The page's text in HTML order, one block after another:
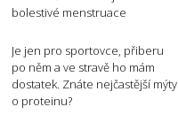
bolestivé menstruace
Je jen pro sportovce, přiberu
po něm a ve stravě ho mám
dostatek. Znáte nejčastější mýty
o proteinu?